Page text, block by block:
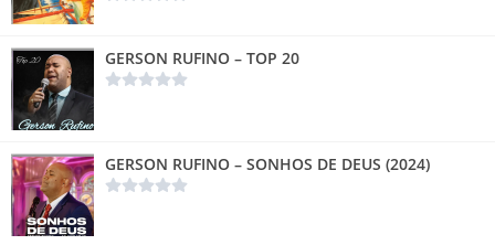
GERSON RUFINO – TOP 20
GERSON RUFINO – SONHOS DE DEUS (2024)